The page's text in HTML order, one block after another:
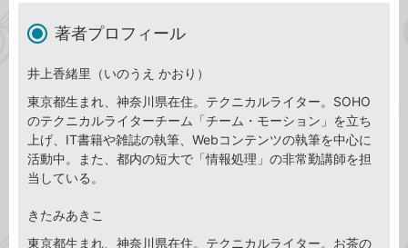
著者プロフィール
井上香緒里（いのうえ かおり）
東京都生まれ、神奈川県在住。テクニカルライター。SOHO
のテクニカルライターチーム「チーム・モーション」を立ち
上げ、IT書籍や雑誌の執筆、Webコンテンツの執筆を中心に
活動中。また、都内の短大で「情報処理」の非常勤講師を担
当している。
きたみあきこ
東京都生まれ、神奈川県在住。テクニカルライター。お茶の